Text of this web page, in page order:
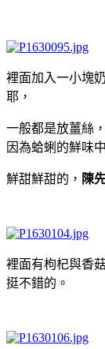
裡面加入一小塊
耶，
一般都是放薑絲
因為蛤蜊的鮮味
鮮甜鮮甜的， 陳
裡面有枸杞與香
挺不錯的。